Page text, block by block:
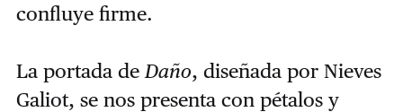
confluye firme.
La portada de Daño, diseñada por Nieves
Galiot, se nos presenta con pétalos y